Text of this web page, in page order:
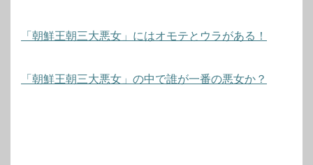
「朝鮮王朝三大悪女」にはオモテとウラがある！
「朝鮮王朝三大悪女」の中で誰が一番の悪女か？